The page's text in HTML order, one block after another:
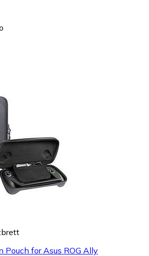
Pouch for Asus ROG Ally